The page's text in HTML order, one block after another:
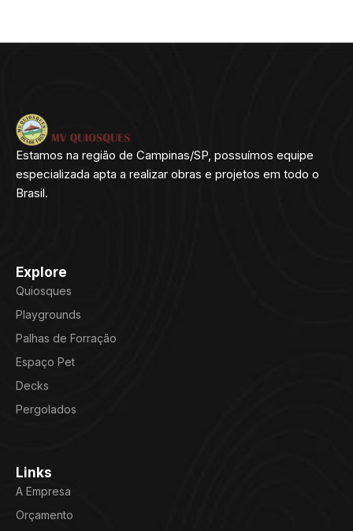
Estamos na região de Campinas/SP, possuímos equipe
especializada apta a realizar obras e projetos em todo o
Brasil.
Explore
Quiosques
Playgrounds
Palhas de Forração
Espaço Pet
Decks
Pergolados
Links
A Empresa
Orçamento